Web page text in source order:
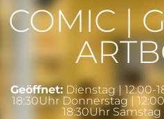
COMIC |
Geöffnet: Dienstag | 12:00-
18:30Uhr Donnerstag |
18:30Uhr Samstag